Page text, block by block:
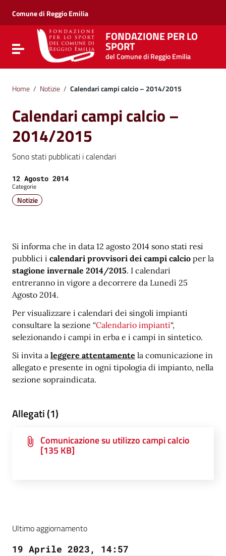
Vai al menu di navigazione
Vai al footer
Comune di Reggio Emilia
Attiva / disattiva la navigazione
FONDAZIONE PER LO
SPORT
del Comune di Reggio Emilia
Home / Notizie / Calendari campi calcio – 2014/2015
Calendari campi calcio –
2014/2015
Sono stati pubblicati i calendari
Data:
12 Agosto 2014
Categorie
Notizie
Si informa che in data 12 agosto 2014 sono stati resi
pubblici i calendari provvisori dei campi calcio per la
stagione invernale 2014/2015. I calendari
entreranno in vigore a decorrere da Lunedì 25
Agosto 2014.
Per visualizzare i calendari dei singoli impianti
consultare la sezione “Calendario impianti“,
selezionando i campi in erba e i campi in sintetico.
Si invita a leggere attentamente la comunicazione in
allegato e presente in ogni tipologia di impianto, nella
sezione sopraindicata.
Allegati (1)
Comunicazione su utilizzo campi calcio
[135 KB]
Ultimo aggiornamento
19 Aprile 2023, 14:57